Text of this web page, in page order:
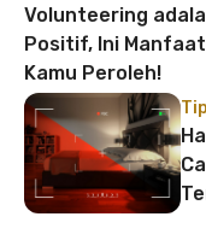
Volunteering
Positif, Ini
Kamu Peroleh!